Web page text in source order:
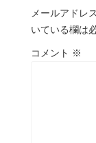
メールアドレ
いている欄は
コメント ※